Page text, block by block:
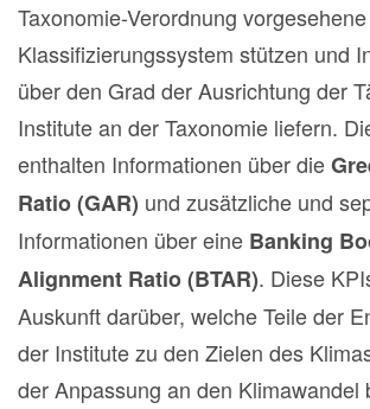
Taxonomie-Verordnung vorgesehene
Klassifizierungssystem stützen und
über den Grad der Ausrichtung der
Institute an der Taxonomie liefern.
enthalten Informationen über die
Ratio (GAR) und zusätzliche und
Informationen über eine Banking
Alignment Ratio (BTAR). Diese
Auskunft darüber, welche Teile der
der Institute zu den Zielen des
der Anpassung an den Klimawandel